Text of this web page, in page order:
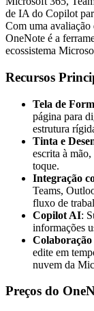
de IA do Copilot
Com uma avaliação
OneNote é a
ecossistema
Recursos
Tela de
página para
estrutura
Tinta e
escrita à
toque.
Integração
Teams,
fluxo de
Copilot AI:
informações
edite em
nuvem da
Preços do